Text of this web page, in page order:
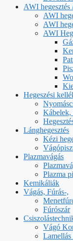
AWI
AWI
AWI
AWI
Hegeszési
Kábelek,
Lánghegesztés
Kézi
Plazmavágás
Plazma
Kemikáliák
Vágás, Fúrás-,
Fúrószár
Vágó